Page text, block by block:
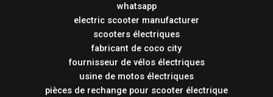
whatsapp
electric scooter manufacturer
scooters électriques
fabricant de coco city
fournisseur de vélos électriques
usine de motos électriques
pièces de rechange pour scooter électrique